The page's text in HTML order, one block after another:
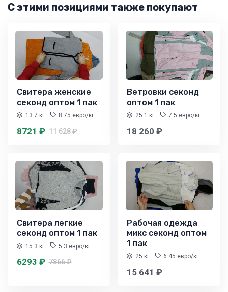
С этими позициями также покупают
Свитера женские
секонд оптом 1 пак
13.7 кг 8.75 евро/кг
8721 ₽ 11 628 ₽
Ветровки секонд
оптом 1 пак
25.1 кг 7.5 евро/кг
18 260 ₽
Свитера легкие
секонд оптом 1 пак
15.3 кг 5.3 евро/кг
6293 ₽ 7866 ₽
Рабочая одежда
микс секонд оптом
1 пак
25 кг 6.45 евро/кг
15 641 ₽